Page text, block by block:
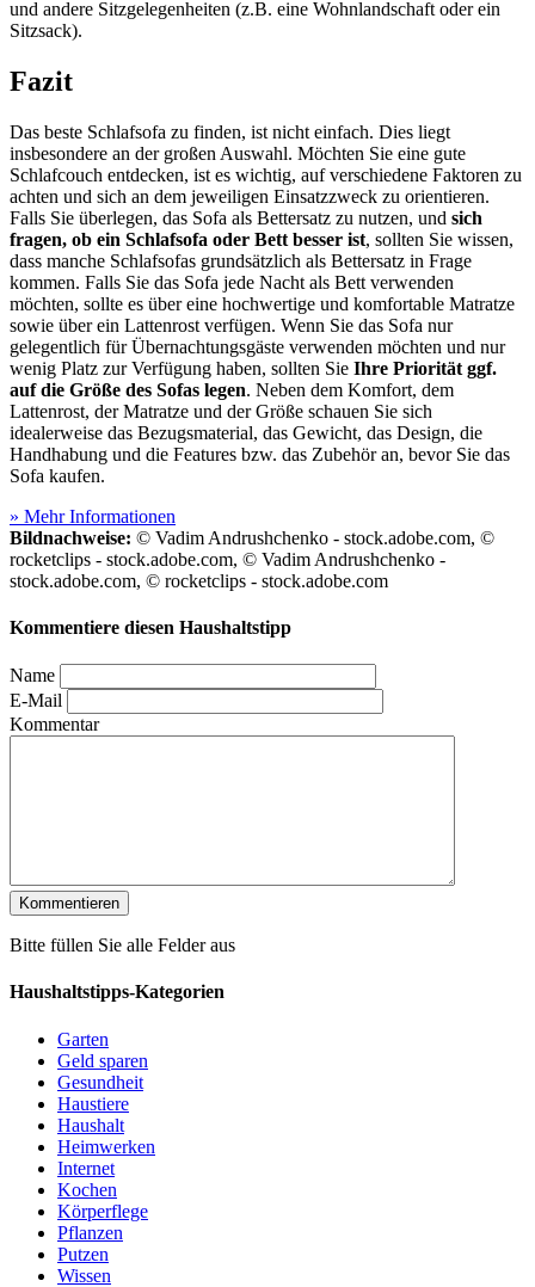
und andere Sitzgelegenheiten (z.B. eine Wohnlandschaft oder ein
Sitzsack).
Fazit
Das beste Schlafsofa zu finden, ist nicht einfach. Dies liegt
insbesondere an der großen Auswahl. Möchten Sie eine gute
Schlafcouch entdecken, ist es wichtig, auf verschiedene Faktoren zu
achten und sich an dem jeweiligen Einsatzzweck zu orientieren.
Falls Sie überlegen, das Sofa als Bettersatz zu nutzen, und sich
fragen, ob ein Schlafsofa oder Bett besser ist, sollten Sie wissen,
dass manche Schlafsofas grundsätzlich als Bettersatz in Frage
kommen. Falls Sie das Sofa jede Nacht als Bett verwenden
möchten, sollte es über eine hochwertige und komfortable Matratze
sowie über ein Lattenrost verfügen. Wenn Sie das Sofa nur
gelegentlich für Übernachtungsgäste verwenden möchten und nur
wenig Platz zur Verfügung haben, sollten Sie Ihre Priorität ggf.
auf die Größe des Sofas legen. Neben dem Komfort, dem
Lattenrost, der Matratze und der Größe schauen Sie sich
idealerweise das Bezugsmaterial, das Gewicht, das Design, die
Handhabung und die Features bzw. das Zubehör an, bevor Sie das
Sofa kaufen.
» Mehr Informationen
Bildnachweise: © Vadim Andrushchenko - stock.adobe.com, ©
rocketclips - stock.adobe.com, © Vadim Andrushchenko -
stock.adobe.com, © rocketclips - stock.adobe.com
Kommentiere diesen Haushaltstipp
Name
E-Mail
Kommentar
Bitte füllen Sie alle Felder aus
Haushaltstipps-Kategorien
Garten
Geld sparen
Gesundheit
Haustiere
Haushalt
Heimwerken
Internet
Kochen
Körperflege
Pflanzen
Putzen
Wissen